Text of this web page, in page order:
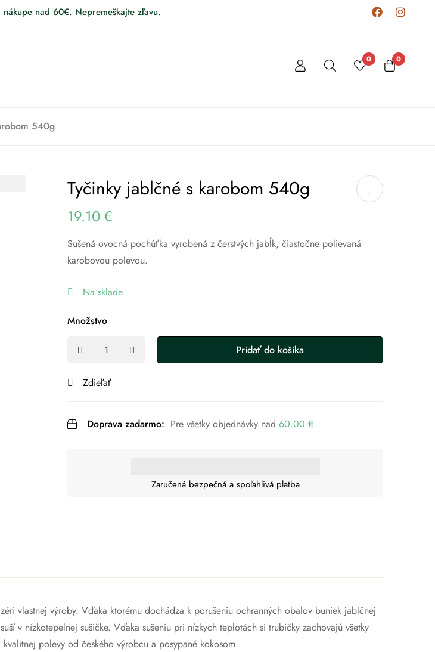
nad 60€. Nepremeškajte zľavu.
0 0
540g
Tyčinky jablčné s karobom 540g
19.10 €
Sušená ovocná pochúťka vyrobená z čerstvých jabĺk, čiastočne polievaná
karobovou polevou.
Na sklade
Množstvo
Pridať do košíka
Zdieľať
Doprava zadarmo: Pre všetky objednávky nad 60.00 €
Zaručená bezpečná a spoľahlivá platba
vlastnej výroby. Vďaka ktorému dochádza k porušeniu ochranných obalov buniek jablčnej
v nízkotepelnej sušičke. Vďaka sušeniu pri nízkych teplotách si trubičky zachovajú všetky
polevy od českého výrobcu a posypané kokosom.